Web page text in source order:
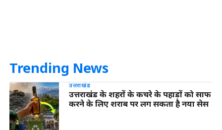
Trending News
उत्तराखंड
उत्तराखंड के शहरों के कचरे के पहाड़ों को साफ
करने के लिए शराब पर लग सकता है नया सेस